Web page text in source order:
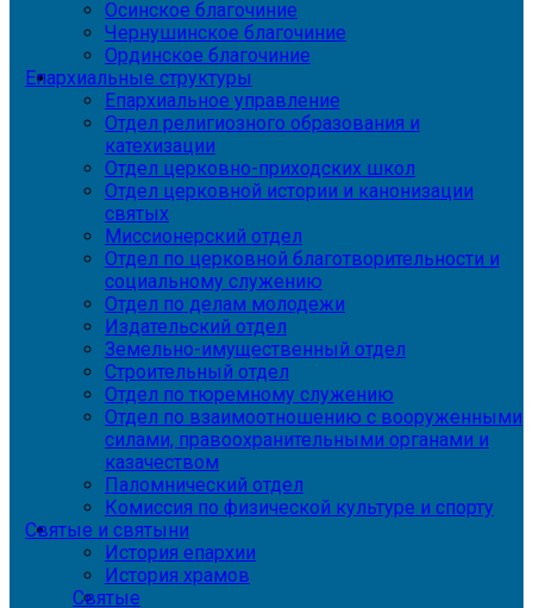
Осинское благочиние
Чернушинское благочиние
Ординское благочиние
Епархиальные структуры
Епархиальное управление
Отдел религиозного образования и
катехизации
Отдел церковно-приходских школ
Отдел церковной истории и канонизации
святых
Миссионерский отдел
Отдел по церковной благотворительности и
социальному служению
Отдел по делам молодежи
Издательский отдел
Земельно-имущественный отдел
Строительный отдел
Отдел по тюремному служению
Отдел по взаимоотношению с вооруженными
силами, правоохранительными органами и
казачеством
Паломнический отдел
Комиссия по физической культуре и спорту
Святые и святыни
История епархии
История храмов
Святые